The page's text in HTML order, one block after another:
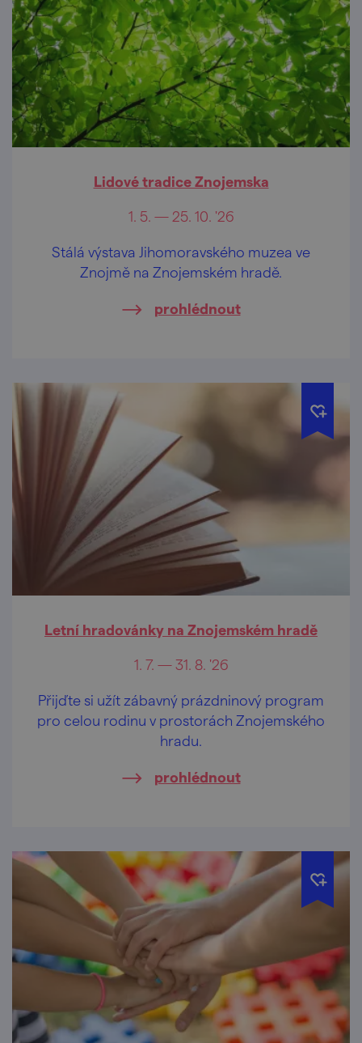
Lidové tradice Znojemska
1. 5. — 25. 10. '26
Stálá výstava Jihomoravského muzea ve
Znojmě na Znojemském hradě.
prohlédnout
Letní hradovánky na Znojemském hradě
1. 7. — 31. 8. '26
Přijďte si užít zábavný prázdninový program
pro celou rodinu v prostorách Znojemského
hradu.
prohlédnout